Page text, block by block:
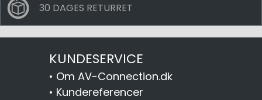
30 DAGES RETURRET
KUNDESERVICE
• Om AV-Connection.dk
• Kundereferencer